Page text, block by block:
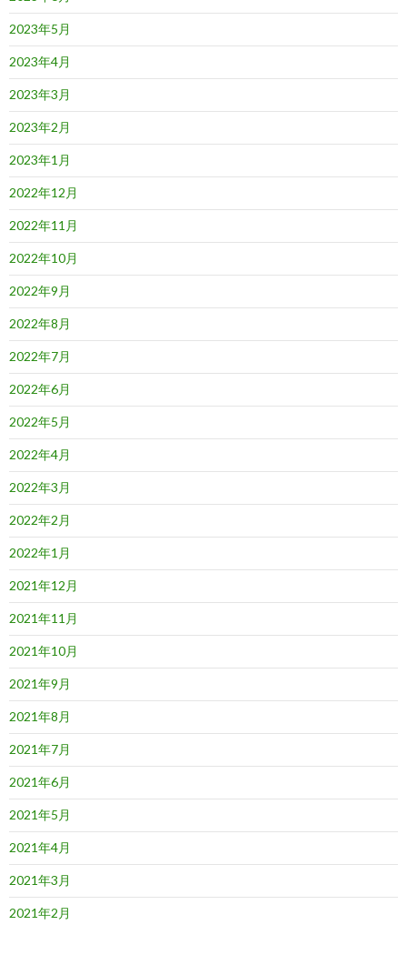
2023年5月
2023年4月
2023年3月
2023年2月
2023年1月
2022年12月
2022年11月
2022年10月
2022年9月
2022年8月
2022年7月
2022年6月
2022年5月
2022年4月
2022年3月
2022年2月
2022年1月
2021年12月
2021年11月
2021年10月
2021年9月
2021年8月
2021年7月
2021年6月
2021年5月
2021年4月
2021年3月
2021年2月